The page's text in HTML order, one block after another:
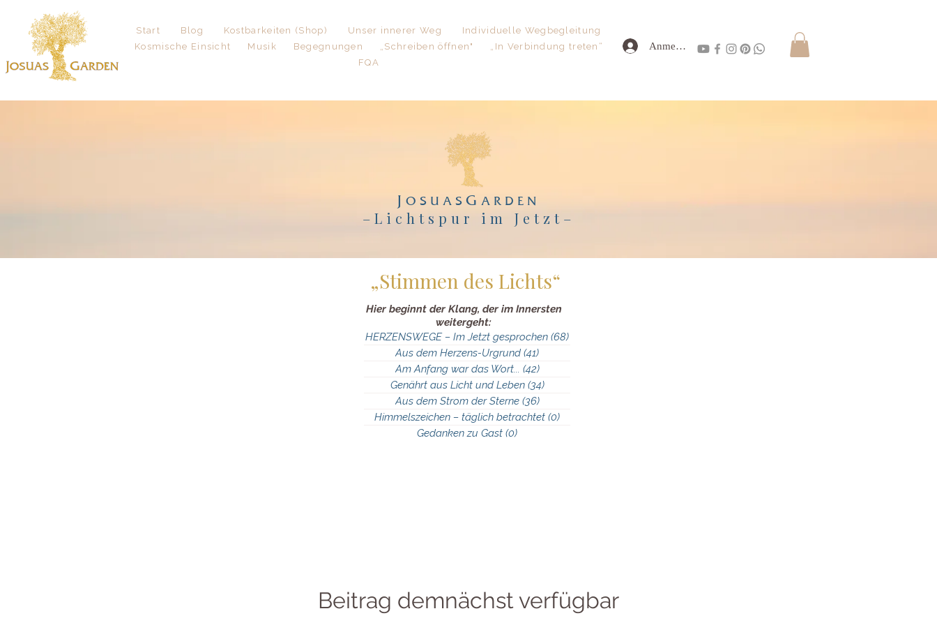
Start Blog Kostbarkeiten (Shop) Unser innerer Weg
Individuelle Wegbegleitung
Kosmische Einsicht
Musik Begegnungen „Schreiben öffnen"
„In Verbindung treten“
FQA
Anmelden
J OSUAS G ARDEN
–Lichtspur im Jetzt –
„Stimmen des Lichts“
Hier beginnt der Klang, der im Innersten
weitergeht:
HERZENSWEGE – Im Jetzt gesprochen (68)
Aus dem Herzens-Urgrund (41)
Am Anfang war das Wort... (42)42 Beiträge
Genährt aus Licht und Leben (34)34 Beiträge
Aus dem Strom der Sterne (36)36 Beiträge
Himmelszeichen – täglich betrachtet (0)
Gedanken zu Gast (0)
Beitrag demnächst verfügbar